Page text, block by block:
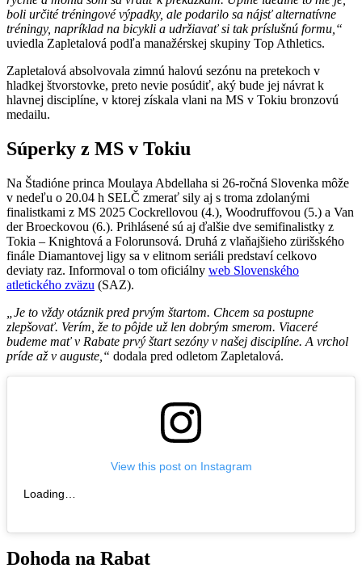
boli určité tréningové výpadky, ale podarilo sa nájsť alternatívne
tréningy, napríklad na bicykli a udržiavať si tak príslušnú formu,“
uviedla Zapletalová podľa manažérskej skupiny Top Athletics.
Zapletalová absolvovala zimnú halovú sezónu na pretekoch v
hladkej štvorstovke, preto nevie posúdiť, aký bude jej návrat k
hlavnej disciplíne, v ktorej získala vlani na MS v Tokiu bronzovú
medailu.
Súperky z MS v Tokiu
Na Štadióne princa Moulaya Abdellaha si 26-ročná Slovenka môže
v nedeľu o 20.04 h SELČ zmerať sily aj s troma zdolanými
finalistkami z MS 2025 Cockrellovou (4.), Woodruffovou (5.) a Van
der Broeckovou (6.). Prihlásené sú aj ďalšie dve semifinalistky z
Tokia – Knightová a Folorunsová. Druhá z vlaňajšieho zürišského
finále Diamantovej ligy sa v elitnom seriáli predstaví celkovo
deviaty raz. Informoval o tom oficiálny web Slovenského
atletického zväzu (SAZ).
„Je to vždy otáznik pred prvým štartom. Chcem sa postupne
zlepšovať. Verím, že to pôjde už len dobrým smerom. Viaceré
budeme mať v Rabate prvý štart sezóny v našej disciplíne. A vrchol
príde až v auguste,“ dodala pred odletom Zapletalová.
View this post on Instagram
Loading…
Dohoda na Rabat